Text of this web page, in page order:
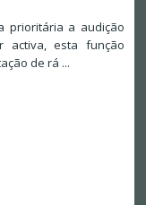
prioritária a audição
activa, esta função
de rá ...